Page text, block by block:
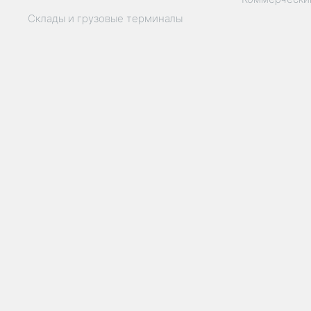
Склады и грузовые терминалы